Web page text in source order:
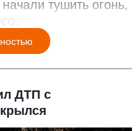
тушить огонь,
ДТП с